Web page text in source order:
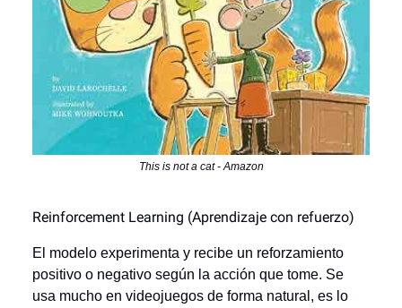
This is not a cat - Amazon
Reinforcement Learning (Aprendizaje con refuerzo)
El modelo experimenta y recibe un reforzamiento
positivo o negativo según la acción que tome. Se
usa mucho en videojuegos de forma natural, es lo